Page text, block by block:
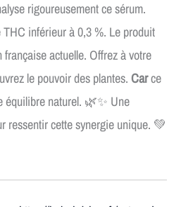
rigoureusement ce sérum.
inférieur à 0,3 %. Le produit
actuelle. Offrez à votre
le pouvoir des plantes. Carce
équilibre naturel. 🌿✨ Une
ressentir cette synergie unique. 💚